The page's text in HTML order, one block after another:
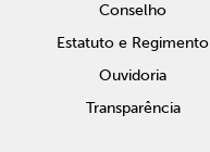
Conselho
Estatuto e Regimento
Ouvidoria
Transparência